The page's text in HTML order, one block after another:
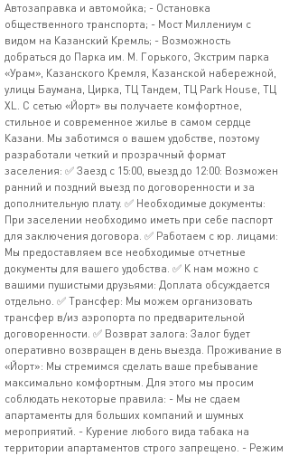
Автозаправка и автомойка; - Остановка
общественного транспорта; - Мост Миллениум с
видом на Казанский Кремль; - Возможность
добраться до Парка им. М. Горького, Экстрим парка
«Урам», Казанского Кремля, Казанской набережной,
улицы Баумана, Цирка, ТЦ Тандем, ТЦ Park House, ТЦ
XL. С сетью «Йорт» вы получаете комфортное,
стильное и современное жилье в самом сердце
Казани. Мы заботимся о вашем удобстве, поэтому
разработали четкий и прозрачный формат
заселения: ✅ Заезд с 15:00, выезд до 12:00: Возможен
ранний и поздний выезд по договоренности и за
дополнительную плату. ✅ Необходимые документы:
При заселении необходимо иметь при себе паспорт
для заключения договора. ✅ Работаем с юр. лицами:
Мы предоставляем все необходимые отчетные
документы для вашего удобства. ✅ К нам можно с
вашими пушистыми друзьями: Доплата обсуждается
отдельно. ✅ Трансфер: Мы можем организовать
трансфер в/из аэропорта по предварительной
договоренности. ✅ Возврат залога: Залог будет
оперативно возвращен в день выезда. Проживание в
«Йорт»: Мы стремимся сделать ваше пребывание
максимально комфортным. Для этого мы просим
соблюдать некоторые правила: - Мы не сдаем
апартаменты для больших компаний и шумных
мероприятий. - Курение любого вида табака на
территории апартаментов строго запрещено. - Режим